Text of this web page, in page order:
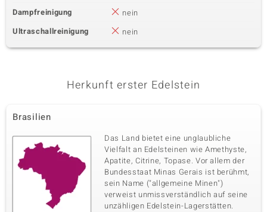
Dampfreinigung
nein
Ultraschallreinigung
nein
Herkunft erster Edelstein
Brasilien
Das Land bietet eine unglaubliche
Vielfalt an Edelsteinen wie Amethyste,
Apatite, Citrine, Topase. Vor allem der
Bundesstaat Minas Gerais ist berühmt,
sein Name ("allgemeine Minen")
verweist unmissverständlich auf seine
unzähligen Edelstein-Lagerstätten.